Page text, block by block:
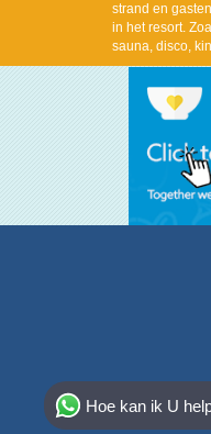
strand en
in het resort.
sauna, disco,
Hoe kan ik U
Select Destination